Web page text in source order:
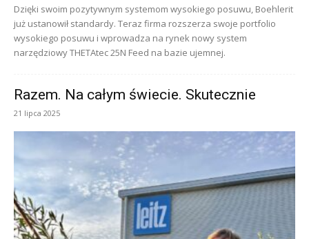
Dzięki swoim pozytywnym systemom wysokiego posuwu, Boehlerit
już ustanowił standardy. Teraz firma rozszerza swoje portfolio
wysokiego posuwu i wprowadza na rynek nowy system
narzędziowy THETAtec 25N Feed na bazie ujemnej.
Razem. Na całym świecie. Skutecznie
21 lipca 2025